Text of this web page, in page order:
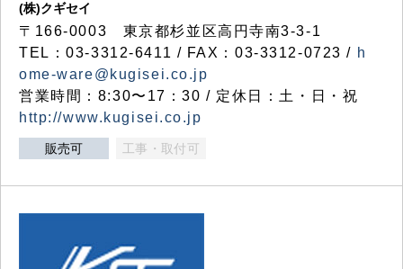
(株)クギセイ
〒166-0003 東京都杉並区高円寺南3-3-1
TEL：03-3312-6411 / FAX：03-3312-0723 / h
ome-ware@kugisei.co.jp
営業時間：8:30〜17：30 / 定休日：土・日・祝
http://www.kugisei.co.jp
販売可 工事・取付可